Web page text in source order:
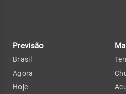
Previsão
Brasil
Agora
Hoje